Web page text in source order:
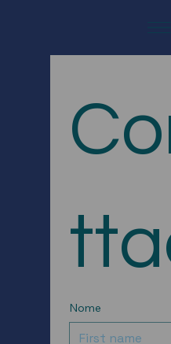
Nome